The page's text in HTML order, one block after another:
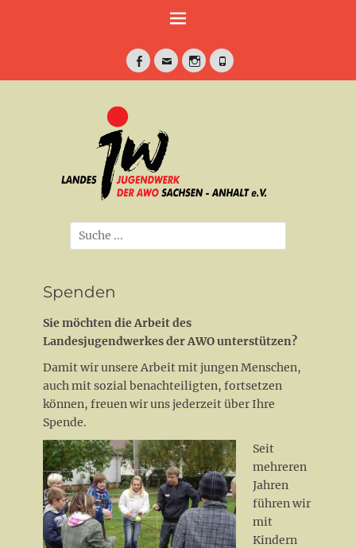
Facebook
E-
InstagramTelefon
Suche
nach:
Spenden
Sie möchten die Arbeit des
Landesjugendwerkes der AWO unterstützen?
Damit wir unsere Arbeit mit jungen Menschen,
auch mit sozial benachteiligten, fortsetzen
können, freuen wir uns jederzeit über Ihre
Spende.
Seit
mehreren
Jahren
führen wir
mit
Kindern